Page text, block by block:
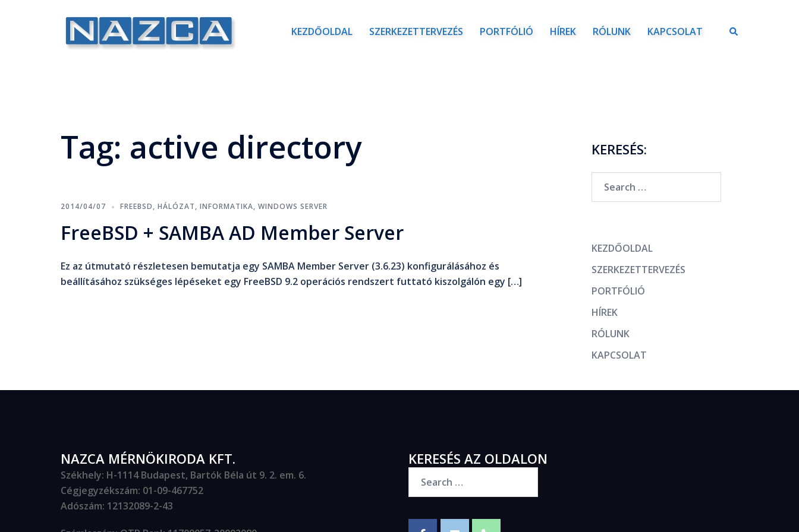
KEZDŐOLDAL SZERKEZETTERVEZÉS PORTFÓLIÓ HÍREK RÓLUNK KAPCSOLAT
Tag: active directory
2014/04/07 FREEBSD, HÁLÓZAT, INFORMATIKA, WINDOWS SERVER
FreeBSD + SAMBA AD Member Server
Ez az útmutató részletesen bemutatja egy SAMBA Member Server (3.6.23) konfigurálásához és
beállításához szükséges lépéseket egy FreeBSD 9.2 operációs rendszert futtató kiszolgálón egy […]
KERESÉS:
KEZDŐOLDAL
SZERKEZETTERVEZÉS
PORTFÓLIÓ
HÍREK
RÓLUNK
KAPCSOLAT
NAZCA MÉRNÖKIRODA KFT.
Székhely: H-1114 Budapest, Bartók Béla út 9. 2. em. 6.
Cégjegyzékszám: 01-09-467752
Adószám: 12132089-2-43
KERESÉS AZ OLDALON